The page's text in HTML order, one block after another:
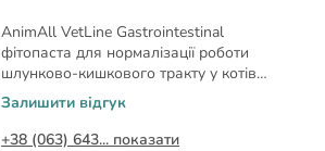
AnimAll VetLine Gastrointestinal
фітопаста для нормалізації роботи
шлунково-кишкового тракту у котів
100 г
Залишити відгук
+38 (063) 643... показати